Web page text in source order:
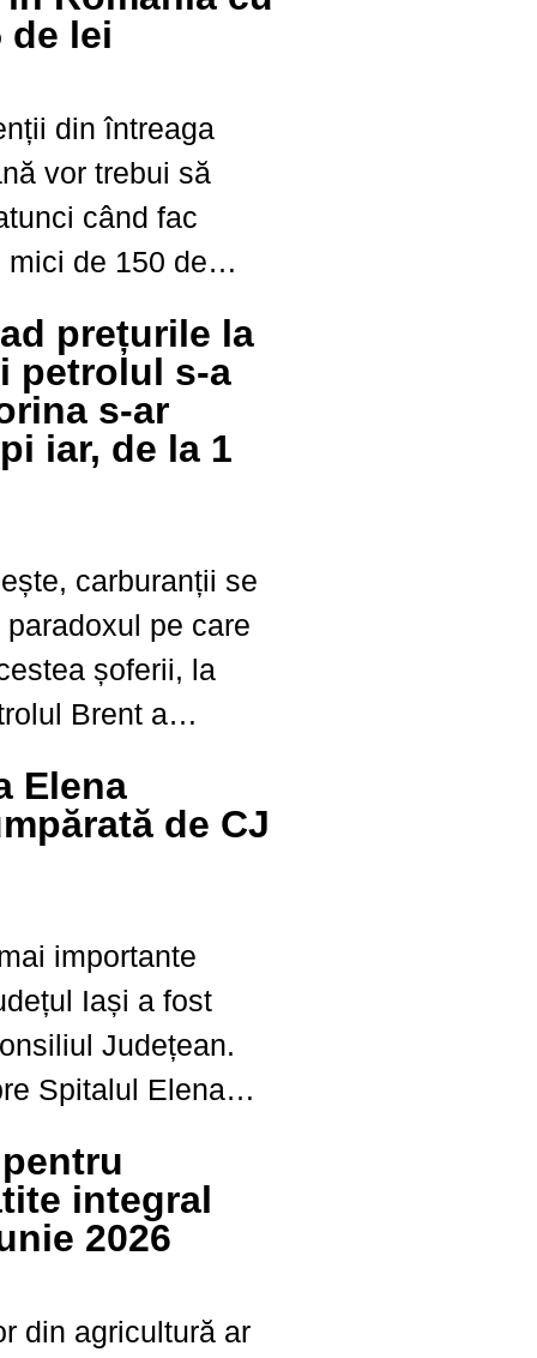
de lei
din întreaga
vor trebui să
când fac
de 150 de
o taxă logistică
prețurile la
petrolul s-a
s-ar
iar, de la 1
carburanții se
pe care
șoferii, la
Brent a
pentru
au crescut din
Elena
de CJ
importante
Iași a fost
Județean.
Spitalul Elena
în anul
integral
2026
din agricultură ar